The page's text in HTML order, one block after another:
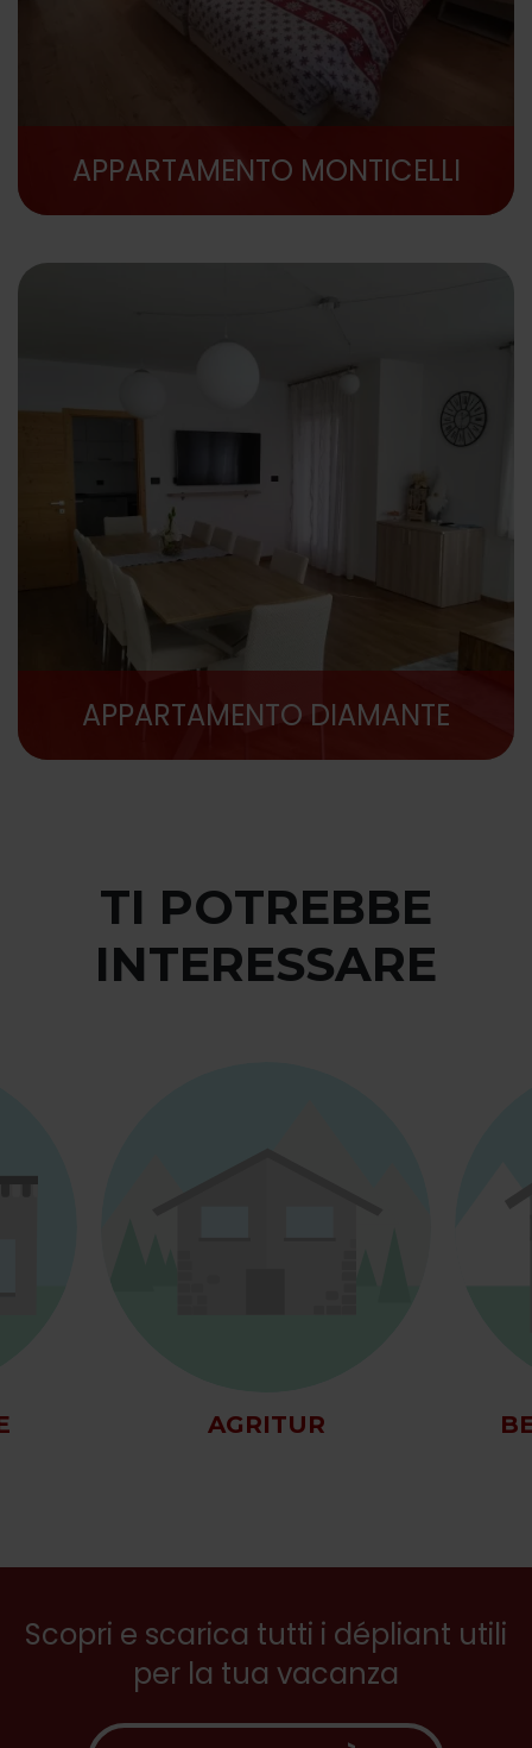
APPARTAMENTO MONTICELLI
APPARTAMENTO DIAMANTE
TI POTREBBE
INTERESSARE
AGRITUR
Scopri e scarica tutti i dépliant utili
per la tua vacanza